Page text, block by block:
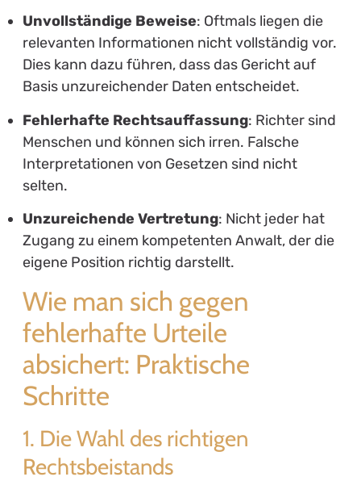
Unvollständige Beweise: Oftmals liegen die
relevanten Informationen nicht vollständig vor.
Dies kann dazu führen, dass das Gericht auf
Basis unzureichender Daten entscheidet.
Fehlerhafte Rechtsauffassung: Richter sind
Menschen und können sich irren. Falsche
Interpretationen von Gesetzen sind nicht
selten.
Unzureichende Vertretung: Nicht jeder hat
Zugang zu einem kompetenten Anwalt, der die
eigene Position richtig darstellt.
Wie man sich gegen
fehlerhafte Urteile
absichert: Praktische
Schritte
1. Die Wahl des richtigen
Rechtsbeistands